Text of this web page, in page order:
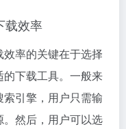
载效率
率的关键在于选择
下载工具。一般来
引擎，用户只需输
然后，用户可以选